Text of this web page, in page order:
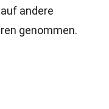
andere
genommen.